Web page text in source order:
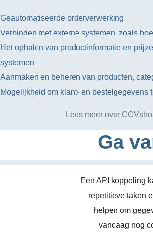
Geautomatiseerde orderverwerking
Verbinden met externe systemen, zoals
Het ophalen van productinformatie en
systemen
Aanmaken en beheren van producten,
Mogelijkheid om klant- en bestelgegevens
Lees meer over
Ga
Een API koppeling
repetitieve taken
helpen om
vandaag nog